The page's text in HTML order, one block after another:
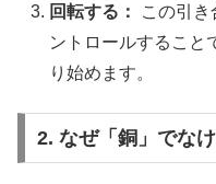
回転する：
この引き
ントロールすること
り始めます。
2. なぜ「銅」でな